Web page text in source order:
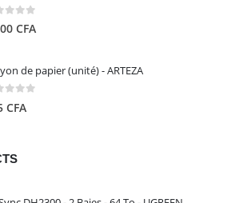
CFA
de papier (unité) - ARTEZA
CFA